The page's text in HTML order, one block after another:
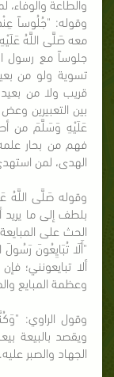
وقوله: "جُلُوساً
معه صَلَّى اللَّهُ
جلوساً مع رسول
تسوية ولو من
قريب ولا من
بين التعبيرين
عَلَيْهِ وَسَلَّمَ من
فهم من بحار
الهدى، لمن
وقوله صَلَّى اللَّهُ
بلطف إلى ما يريد
الحث على
"أَلَا تُبَايِعُونَ
ألا تبايعونني؛
وعظمة المبايع
وقول الراوي:
ويقصد بالبيعة
الجهاد والصبر عليه.